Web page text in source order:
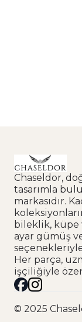
Chaseldor,
tasarımla
markasıdır.
bileklik, küpe
ayar gümüş
Her parça,
işçiliğiyle
© 2025